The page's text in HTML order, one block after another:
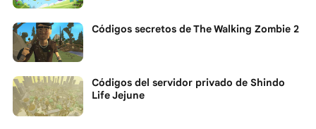
Códigos secretos de The Walking Zombie 2
Códigos del servidor privado de Shindo
Life Jejune